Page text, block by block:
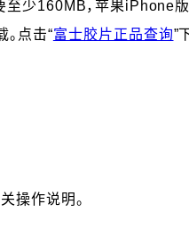
少160MB，苹果iPhone
点击“富士胶片正品查询”
操作说明。